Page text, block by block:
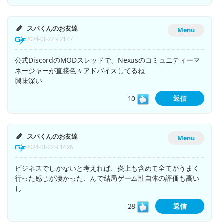
Menu
スパくんのお友達
2024-01-22 9:21:47
公式DiscordのMODスレッドで、Nexusのコミュニティーマ
ネージャーが直接色々アドバイスしてるね
興味深い
10
返信
Menu
スパくんのお友達
2024-01-22 9:14:26
ビジネスでしかないと考えれば、炎上も含めて全てがうまく
行った感じが凄かった、んで結局ゲーム性自体の評価も高い
し
28
返信